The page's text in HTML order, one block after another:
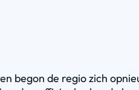
begon de regio zich